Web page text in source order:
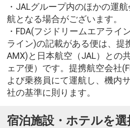
・JALグループ内のほかの運
航となる場合がございます。
・FDA(フジドリームエアライ
ライン)の記載がある便は、提
AMX)と日本航空（JAL）との
ェア便）です。提携航空会社
よび乗務員にて運航し、機内
社の基準に則ります。
宿泊施設・ホテルを